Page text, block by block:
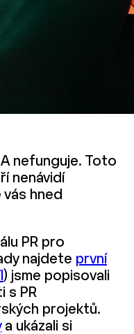
nefunguje. Toto
nenávidí
hned
PR pro
najdete první
) jsme popisovali
s PR
projektů.
a ukázali si